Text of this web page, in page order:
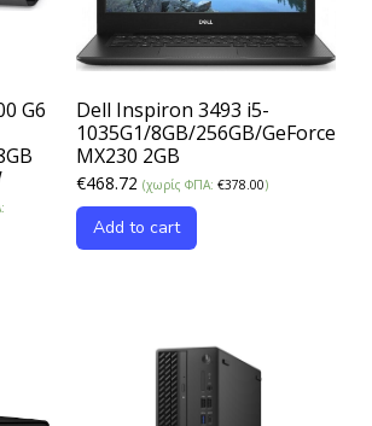
G6
Dell Inspiron 3493 i5-
1035G1/8GB/256GB/GeForce
MX230 2GB
€468.72 (χωρίς ΦΠΑ: €378.00)
Add to cart